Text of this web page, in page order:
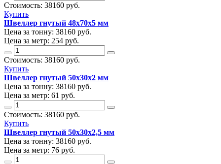
Стоимость: 38160 руб.
Купить
Швеллер гнутый 48х70х5 мм
Цена за тонну: 38160 руб.
Цена за метр: 254 руб.
Стоимость: 38160 руб.
Купить
Швеллер гнутый 50х30х2 мм
Цена за тонну: 38160 руб.
Цена за метр: 61 руб.
Стоимость: 38160 руб.
Купить
Швеллер гнутый 50х30х2,5 мм
Цена за тонну: 38160 руб.
Цена за метр: 76 руб.